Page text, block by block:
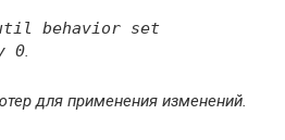
behavior set
0.
для применения изменений.